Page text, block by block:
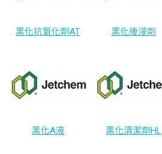
黑化抗氧化劑AT 黑化後浸劑
黑化A液 黑化清潔劑HL